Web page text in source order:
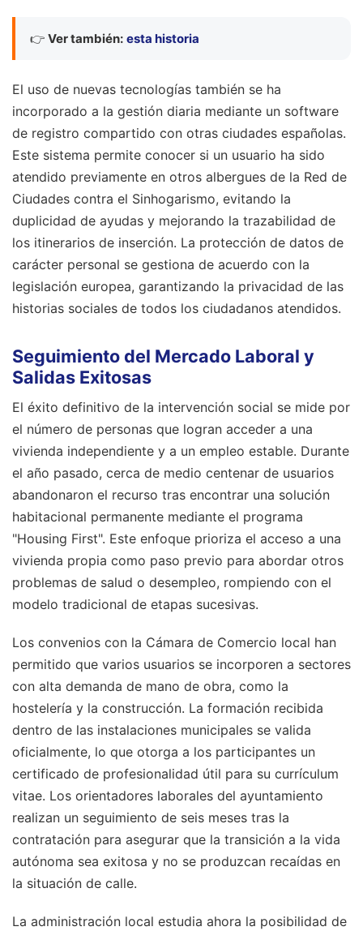
👉 Ver también: esta historia
El uso de nuevas tecnologías también se ha
incorporado a la gestión diaria mediante un software
de registro compartido con otras ciudades españolas.
Este sistema permite conocer si un usuario ha sido
atendido previamente en otros albergues de la Red de
Ciudades contra el Sinhogarismo, evitando la
duplicidad de ayudas y mejorando la trazabilidad de
los itinerarios de inserción. La protección de datos de
carácter personal se gestiona de acuerdo con la
legislación europea, garantizando la privacidad de las
historias sociales de todos los ciudadanos atendidos.
Seguimiento del Mercado Laboral y
Salidas Exitosas
El éxito definitivo de la intervención social se mide por
el número de personas que logran acceder a una
vivienda independiente y a un empleo estable. Durante
el año pasado, cerca de medio centenar de usuarios
abandonaron el recurso tras encontrar una solución
habitacional permanente mediante el programa
"Housing First". Este enfoque prioriza el acceso a una
vivienda propia como paso previo para abordar otros
problemas de salud o desempleo, rompiendo con el
modelo tradicional de etapas sucesivas.
Los convenios con la Cámara de Comercio local han
permitido que varios usuarios se incorporen a sectores
con alta demanda de mano de obra, como la
hostelería y la construcción. La formación recibida
dentro de las instalaciones municipales se valida
oficialmente, lo que otorga a los participantes un
certificado de profesionalidad útil para su currículum
vitae. Los orientadores laborales del ayuntamiento
realizan un seguimiento de seis meses tras la
contratación para asegurar que la transición a la vida
autónoma sea exitosa y no se produzcan recaídas en
la situación de calle.
La administración local estudia ahora la posibilidad de